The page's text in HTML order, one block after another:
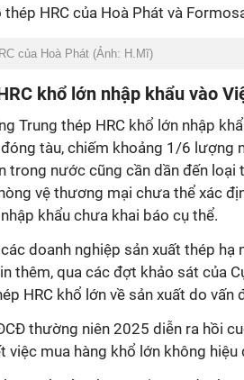
thép HRC của Hoà Phát và
của Hoà Phát (Ảnh: H.Mĩ)
khổ lớn nhập khẩu vào
Trung thép HRC khổ lớn nhập
tàu, chiếm khoảng 1/6 lượng
trong nước cũng cần dần đến loại
vệ thương mại chưa thể xác
khẩu chưa khai báo cụ thể.
doanh nghiệp sản xuất thép hạ
thêm, qua các đợt khảo sát của
HRC khổ lớn về sản xuất do vấn
thường niên 2025 diễn ra hồi
việc mua hàng khổ lớn không hiệu